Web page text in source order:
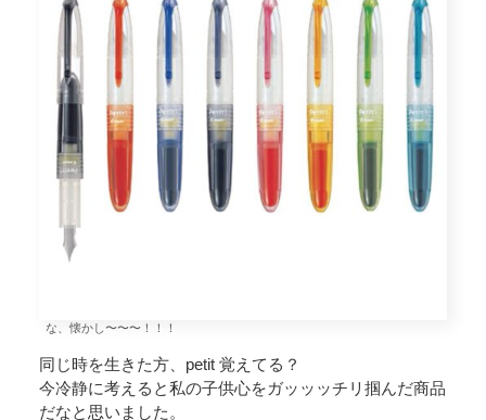
な、懐かし〜〜〜！！！
同じ時を生きた方、petit 覚えてる？
今冷静に考えると私の子供心をガッッッチリ掴んだ商品
だなと思いました。